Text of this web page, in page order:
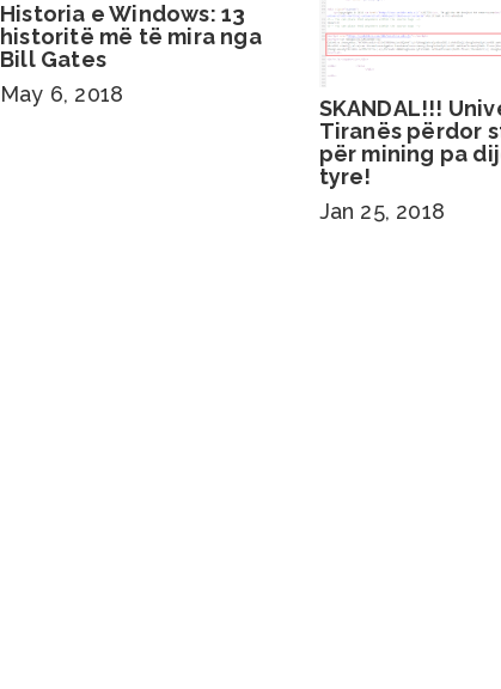
Historia e Windows: 13
historitë më të mira nga
Bill Gates
May 6, 2018
SKANDAL!!!
Tiranës përdor
për mining pa
tyre!
Jan 25, 2018